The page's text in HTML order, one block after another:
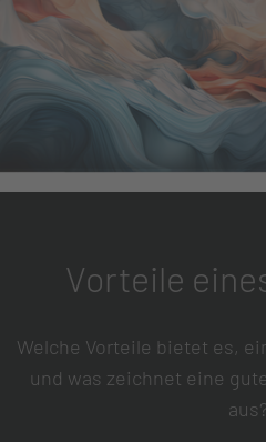
Vorteile
Welche Vorteile bietet es,
und was zeichnet eine
aus?